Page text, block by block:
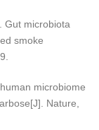
Gut microbiota
smoke
microbiome
Nature,